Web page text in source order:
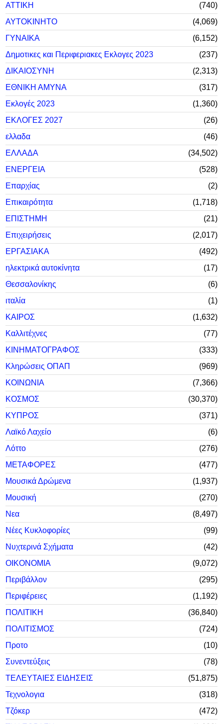
ΑΤΤΙΚΗ
740
ΑΥΤΟΚΙΝΗΤΟ
4,069
ΓΥΝΑΙΚΑ
6,152
Δημοτικες και Περιφεριακες Εκλογες 2023
237
ΔΙΚΑΙΟΣΥΝΗ
2,313
ΕΘΝΙΚΗ ΑΜΥΝΑ
317
Εκλογές 2023
1,360
ΕΚΛΟΓΕΣ 2027
26
ελλαδα
46
ΕΛΛΑΔΑ
34,502
ΕΝΕΡΓΕΙΑ
528
Επαρχίας
2
Επικαιρότητα
1,718
ΕΠΙΣΤΗΜΗ
21
Επιχειρήσεις
2,017
ΕΡΓΑΣΙΑΚΑ
492
ηλεκτρικά αυτοκίνητα
17
Θεσσαλονίκης
6
ιταλία
1
ΚΑΙΡΟΣ
1,632
Καλλιτέχνες
77
ΚΙΝΗΜΑΤΟΓΡΑΦΟΣ
333
Κληρώσεις ΟΠΑΠ
969
ΚΟΙΝΩΝΙΑ
7,366
ΚΟΣΜΟΣ
30,370
ΚΥΠΡΟΣ
371
Λαϊκό Λαχείο
6
Λόττο
276
ΜΕΤΑΦΟΡΕΣ
477
Μουσικά Δρώμενα
1,937
Μουσική
270
Νεα
8,497
Νέες Κυκλοφορίες
99
Νυχτερινά Σχήματα
42
ΟΙΚΟΝΟΜΙΑ
9,072
Περιβάλλον
295
Περιφέρειες
1,192
ΠΟΛΙΤΙΚΗ
36,840
ΠΟΛΙΤΙΣΜΟΣ
724
Προτο
10
Συνεντεύξεις
78
ΤΕΛΕΥΤΑΙΕΣ ΕΙΔΗΣΕΙΣ
51,875
Τεχνολογια
318
Τζόκερ
472